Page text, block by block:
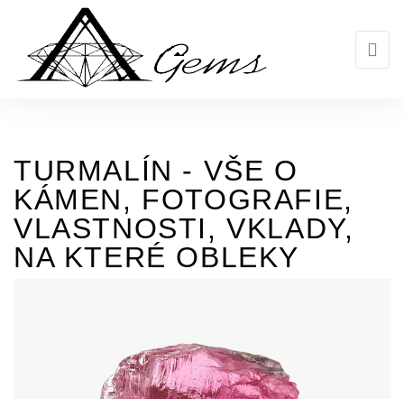
TURMALÍN - VŠE O
KÁMEN, FOTOGRAFIE,
VLASTNOSTI, VKLADY,
NA KTERÉ OBLEKY